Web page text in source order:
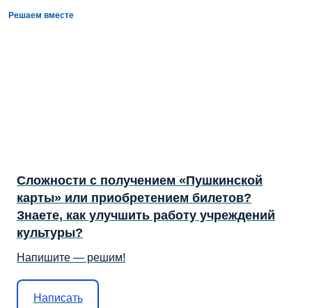
Решаем вместе
Сложности с получением «Пушкинской
карты» или приобретением билетов?
Знаете, как улучшить работу учреждений
культуры?
Напишите — решим!
Написать